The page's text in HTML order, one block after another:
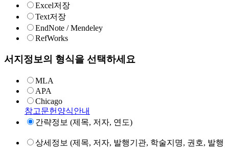
Excel저장
Text저장
EndNote / Mendeley
RefWorks
서지정보의 형식을 선택하세요
MLA
APA
Chicago
참고문헌양식안내
간략정보 (제목, 저자, 연도)
상세정보 (제목, 저자, 발행기관, 학술지명, 권호, 발행